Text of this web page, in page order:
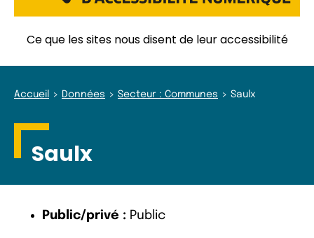
Ce que les sites nous disent de leur accessibilité
Accueil Données Secteur : Communes Saulx
Saulx
Public/privé : Public